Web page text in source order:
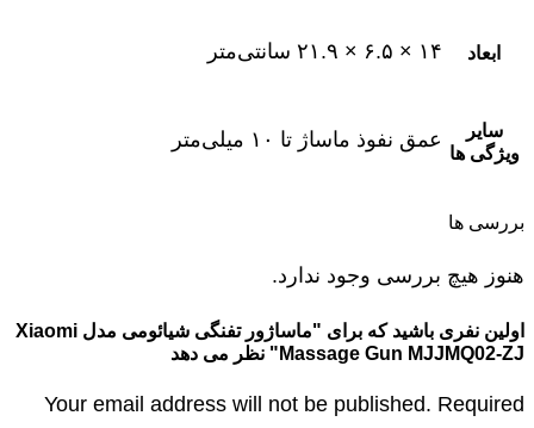
ابعاد ۱۴ × ۶.۵ × ۲۱.۹ سانتی‌متر
سایر
ویژگی ها
عمق نفوذ ماساژ تا ۱۰ میلی‌متر
بررسی ها
هنوز هیچ بررسی وجود ندارد.
اولین نفری باشید که برای "ماساژور تفنگی شیائومی مدل Xiaomi
Massage Gun MJJMQ02-ZJ" نظر می دهد
Your email address will not be published. Required